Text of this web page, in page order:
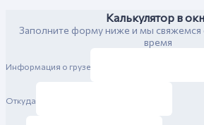
Калькулятор в
Заполните форму ниже и мы свяжемся
время
Информация о грузе
Откуда